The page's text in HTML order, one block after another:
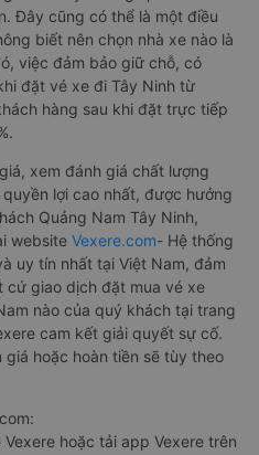
Đây cũng có thể là một điều
biết nên chọn nhà xe nào là
việc đảm bảo giữ chỗ, có
đặt vé xe đi Tây Ninh từ
hàng sau khi đặt trực tiếp
xem đánh giá chất lượng
lợi cao nhất, được hưởng
Quảng Nam Tây Ninh,
website Vexere.com- Hệ thống
uy tín nhất tại Việt Nam, đảm
cứ giao dịch đặt mua vé xe
nào của quý khách tại trang
cam kết giải quyết sự cố.
hoặc hoàn tiền sẽ tùy theo
hoặc tải app Vexere trên